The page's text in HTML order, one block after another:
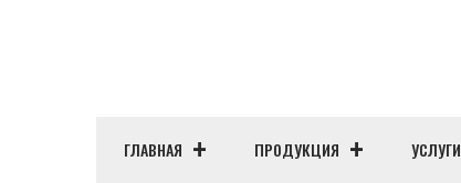
ГЛАВНАЯ ПРОДУКЦИЯ УСЛУГИ